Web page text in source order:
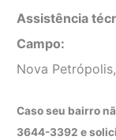
Assistência
Campo:
Nova
Caso seu bairro
3644-3392 e